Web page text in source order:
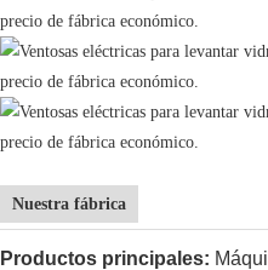
Nuestra fábrica
Productos principales: